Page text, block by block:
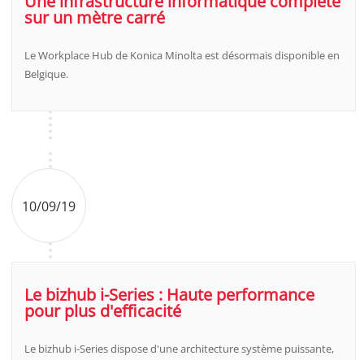
sur un mètre carré
Le Workplace Hub de Konica Minolta est désormais disponible en
Belgique.
10/09/19
Le bizhub i-Series : Haute performance
pour plus d'efficacité
Le bizhub i-Series dispose d'une architecture système puissante,